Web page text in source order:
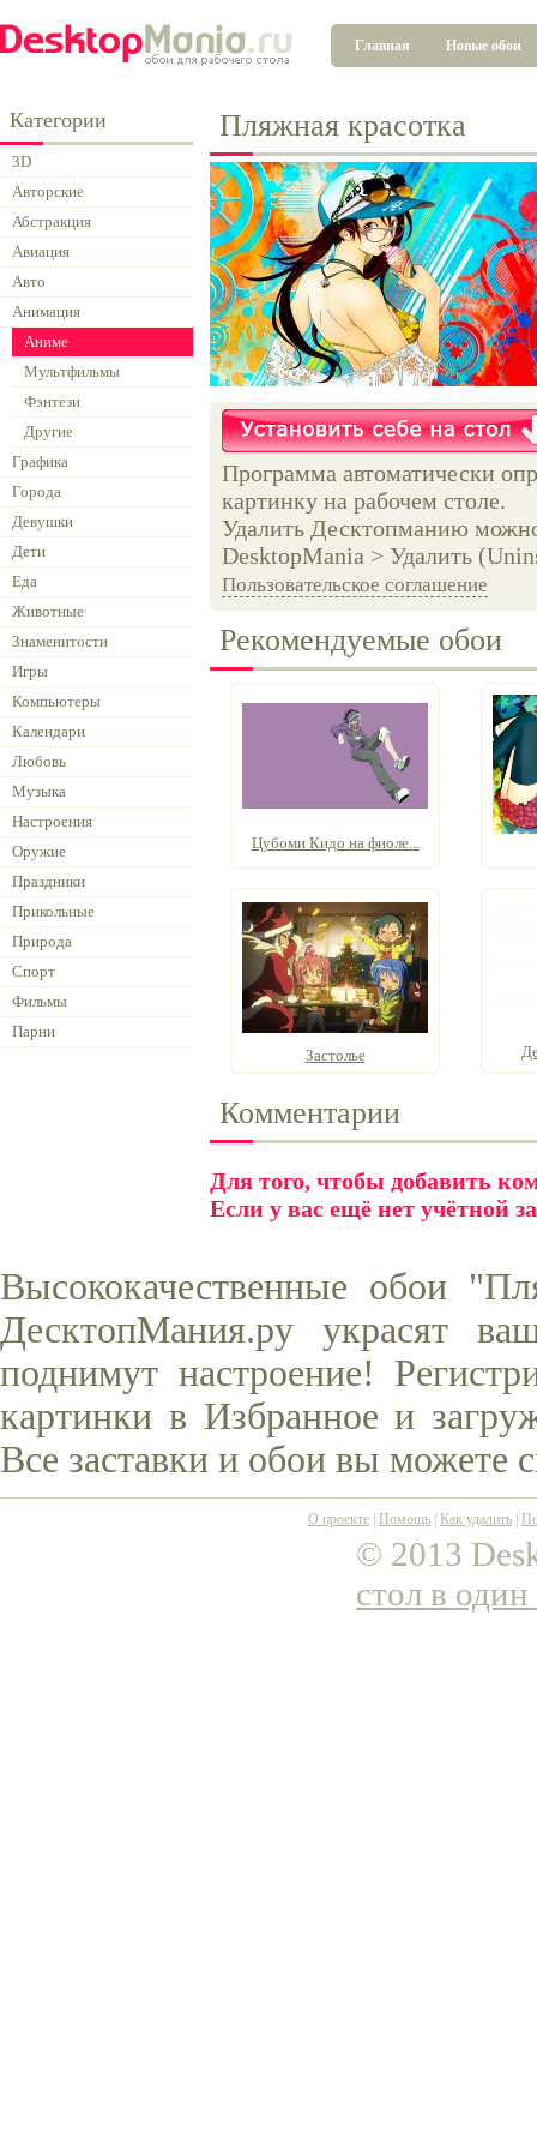
Главная Новые обои
Категории
3D
Авторские
Абстракция
Авиация
Авто
Анимация
Аниме
Мультфильмы
Фэнтези
Другие
Графика
Города
Девушки
Дети
Еда
Животные
Знаменитости
Игры
Компьютеры
Календари
Любовь
Музыка
Настроения
Оружие
Праздники
Прикольные
Природа
Спорт
Фильмы
Парни
Пляжная красотка
Программа автоматически
картинку на рабочем столе.
Удалить Десктопманию
DesktopMania > Удалить
Пользовательское соглашение
Рекомендуемые обои
Цубоми Кидо на фиоле...
Застолье
Комментарии
Для того, чтобы добавить
Если у вас ещё нет учётной
Высококачественные обои
ДесктопМания.ру украсят
поднимут настроение!
картинки в Избранное и
Все заставки и обои вы можете
О проекте Помощь Как удалить
© 2013
стол в